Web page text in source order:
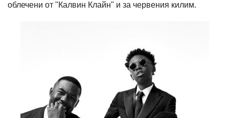
облечени от "Калвин Клайн" и за червения килим.